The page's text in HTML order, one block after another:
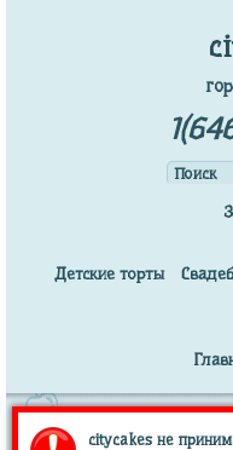
Детские торты
citycakes не